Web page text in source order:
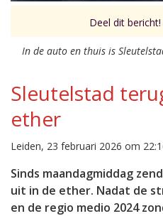
Deel dit bericht!
In de auto en thuis is
Sleutelstad
ether
Leiden, 23 februari 2026 om
Sinds maandagmiddag
uit in de ether. Nadat de
en de regio medio 2024